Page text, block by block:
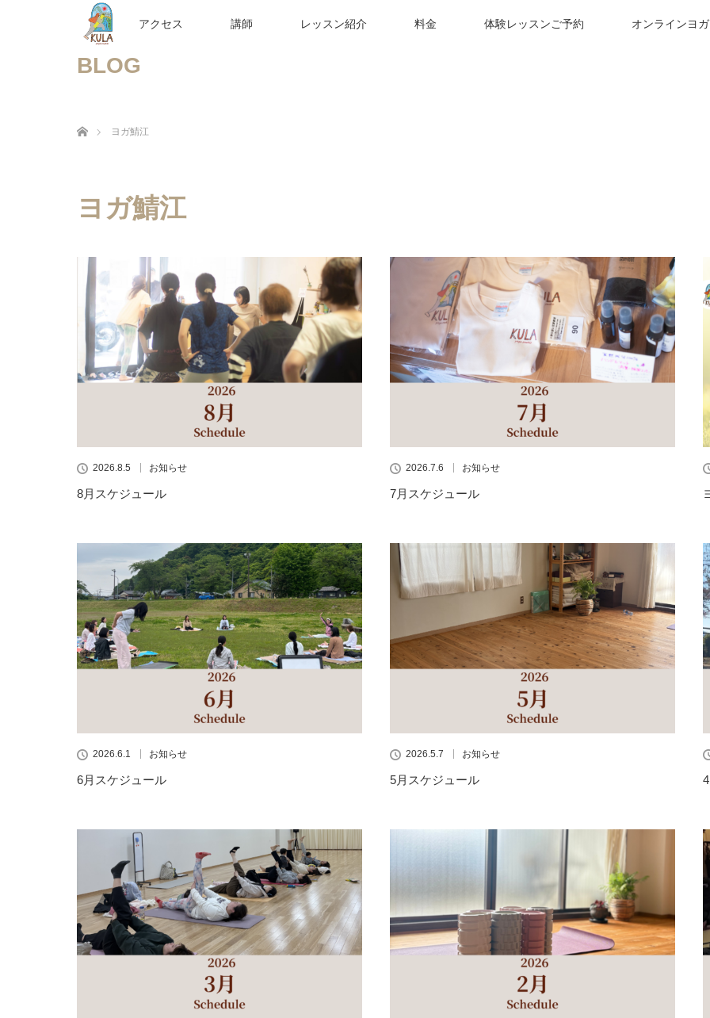
アクセス 講師 レッスン紹介 料金 体験レッスンご予約 オンラインヨガ
BLOG
ヨガ鯖江
ヨガ鯖江
2026.8.5 お知らせ
8月スケジュール
2026.7.6 お知らせ
7月スケジュール
2026.6.1 お知らせ
6月スケジュール
2026.5.7 お知らせ
5月スケジュール